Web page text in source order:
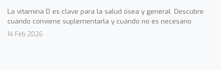
La vitamina D es clave para la salud ósea y general. Descubre
cuándo conviene suplementarla y cuándo no es necesario.
14 Feb 2026